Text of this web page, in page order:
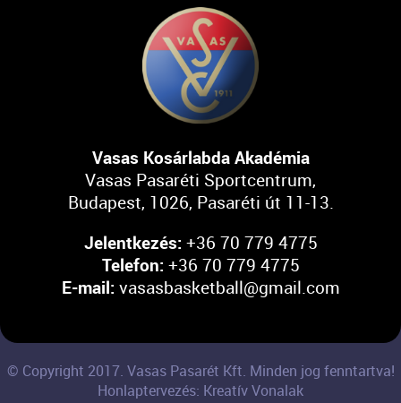
Vasas Kosárlabda Akadémia
Vasas Pasaréti Sportcentrum,
Budapest, 1026, Pasaréti út 11-13.
Jelentkezés: +36 70 779 4775
Telefon: +36 70 779 4775
E-mail: vasasbasketball@gmail.com
© Copyright 2017. Vasas Pasarét Kft. Minden jog fenntartva!
Honlaptervezés: Kreatív Vonalak